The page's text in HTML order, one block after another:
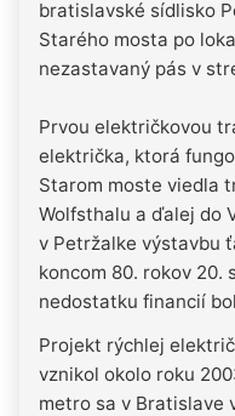
bratislavské sídlisko
Starého mosta po
nezastavaný pás v
Prvou električkovou
električka, ktorá
Starom moste viedla
Wolfsthalu a ďalej do
v Petržalke výstavbu
koncom 80. rokov 20.
nedostatku financií
Projekt rýchlej
vznikol okolo roku
metro sa v Bratislave